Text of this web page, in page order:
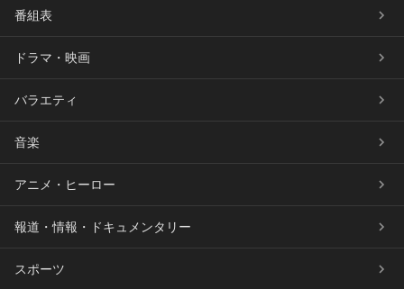
番組表
ドラマ・映画
バラエティ
音楽
アニメ・ヒーロー
報道・情報・ドキュメンタリー
スポーツ